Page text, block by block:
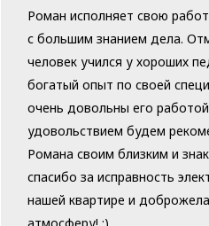
Роман исполняет свою
с большим знанием дела.
человек учился у хороших
богатый опыт по своей
очень довольны его
удовольствием будем
Романа своим близким и
спасибо за исправность
нашей квартире и